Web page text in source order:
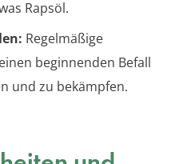
Rapsöl.
Regelmäßige
beginnenden Befall
und zu bekämpfen.